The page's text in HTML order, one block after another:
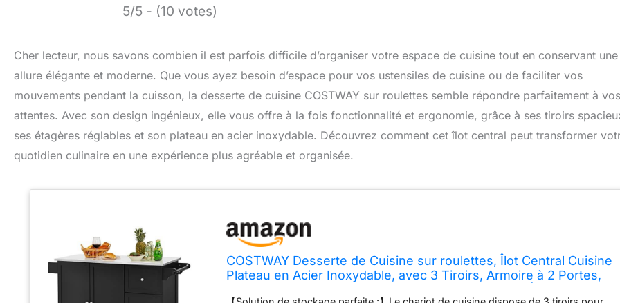
5/5 - (10 votes)
Cher lecteur, nous savons combien il est parfois difficile d’organiser votre espace de cuisine tout en conservant une
allure élégante et moderne. Que vous ayez besoin d’espace pour vos ustensiles de cuisine ou de faciliter vos
mouvements pendant la cuisson, la desserte de cuisine COSTWAY sur roulettes semble répondre parfaitement à vos
attentes. Avec son design ingénieux, elle vous offre à la fois fonctionnalité et ergonomie, grâce à ses tiroirs
ses étagères réglables et son plateau en acier inoxydable. Découvrez comment cet îlot central peut transformer
quotidien culinaire en une expérience plus agréable et organisée.
COSTWAY Desserte de Cuisine sur roulettes, Îlot Central Cuisine
Plateau en Acier Inoxydable, avec 3 Tiroirs, Armoire à 2 Portes,